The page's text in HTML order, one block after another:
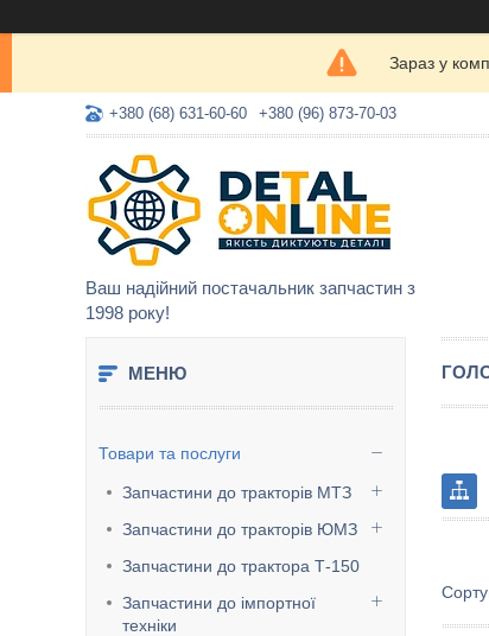
Зараз у
+380 (68) 631-60-60 +380 (96) 873-70-03
Ваш надійний постачальник запчастин з
1998 року!
Товари та послуги
Запчастини до тракторів МТЗ
Запчастини до тракторів ЮМЗ
Запчастини до трактора Т-150
Запчастини до імпортної
техніки